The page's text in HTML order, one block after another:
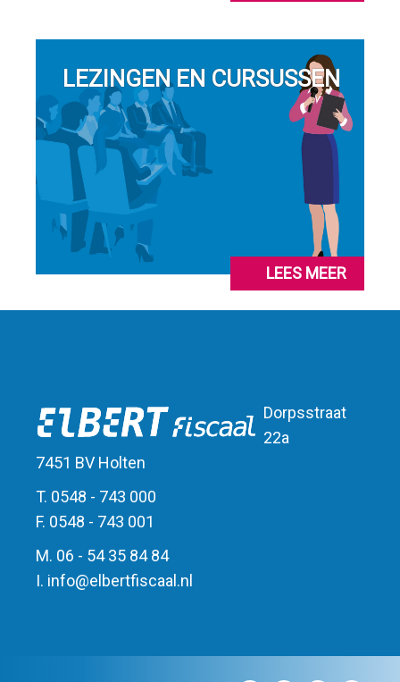
LEZINGEN EN CURSUSSEN
LEES MEER
Dorpsstraat
22a
7451 BV Holten
T. 0548 - 743 000
F. 0548 - 743 001
M. 06 - 54 35 84 84
I. info@elbertfiscaal.nl